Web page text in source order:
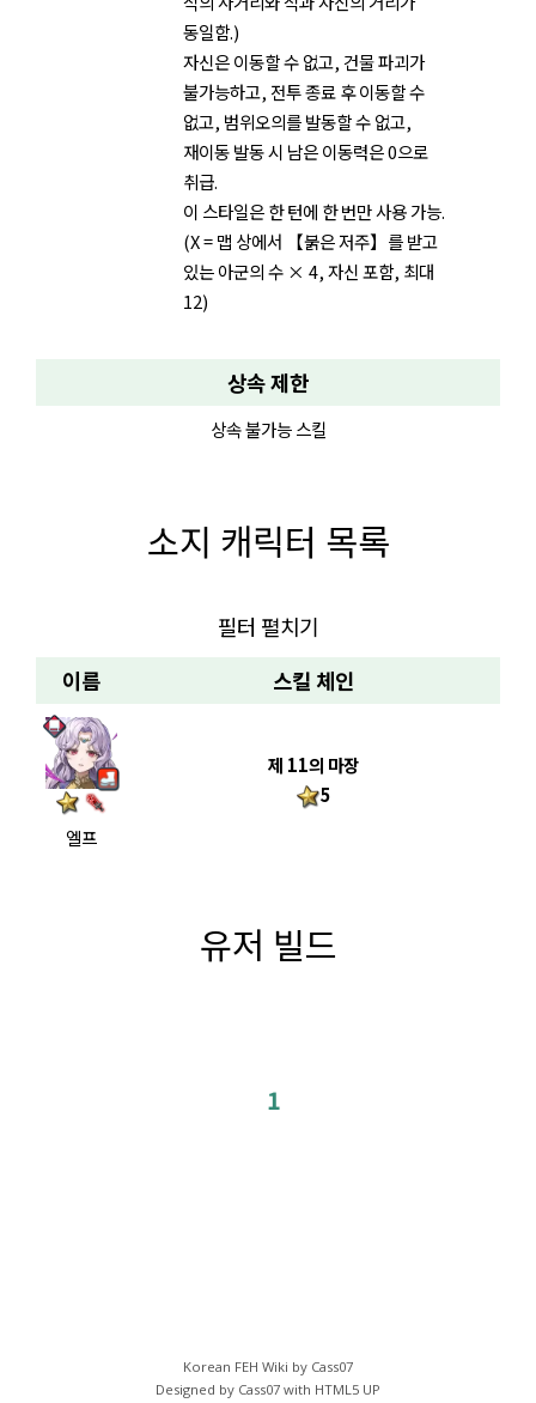
동일함.)
자신은 이동할 수 없고, 건물 파괴가
불가능하고, 전투 종료 후 이동할 수
없고, 범위오의를 발동할 수 없고,
재이동 발동 시 남은 이동력은 0으로
취급.
이 스타일은 한 턴에 한 번만 사용 가능.
(X = 맵 상에서 【붉은 저주】를 받고
있는 아군의 수 × 4, 자신 포함, 최대
12)
상속 제한
상속 불가능 스킬
소지 캐릭터 목록
필터 펼치기
이름 스킬 체인
엘프
제 11의 마장
5
유저 빌드
1
Korean FEH Wiki by Cass07
Designed by Cass07 with HTML5 UP